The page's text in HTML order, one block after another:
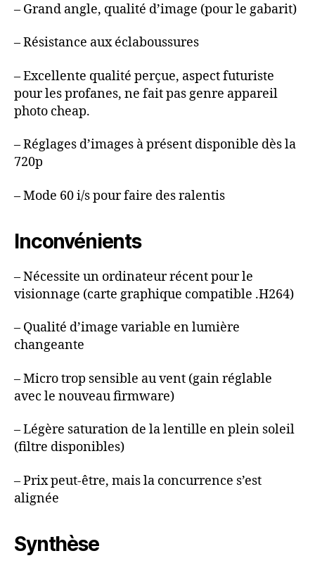
– Grand angle, qualité d’image (pour le gabarit)
– Résistance aux éclaboussures
– Excellente qualité perçue, aspect futuriste
pour les profanes, ne fait pas genre appareil
photo cheap.
– Réglages d’images à présent disponible dès la
720p
– Mode 60 i/s pour faire des ralentis
Inconvénients
– Nécessite un ordinateur récent pour le
visionnage (carte graphique compatible .H264)
– Qualité d’image variable en lumière
changeante
– Micro trop sensible au vent (gain réglable
avec le nouveau firmware)
– Légère saturation de la lentille en plein soleil
(filtre disponibles)
– Prix peut-être, mais la concurrence s’est
alignée
Synthèse